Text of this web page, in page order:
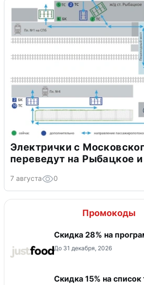
Электрички с
переведут на Рыбацкое
7 августа 0
Промокоды
Скидка 28% на
До 31 декабря, 2026
Скидка 15% на